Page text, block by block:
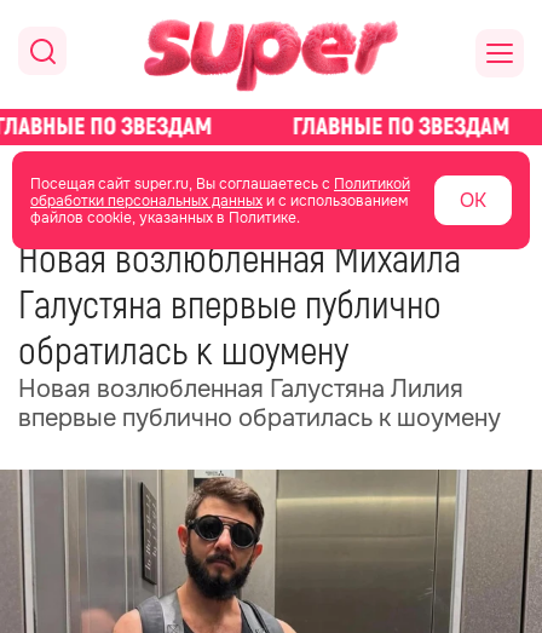
Посещая сайт super.ru, Вы соглашаетесь с Политикой
обработки персональных данныхи с использованием
файлов cookie, указанных в Политике.
ОК
главная новости о звездах новости
03 июля 05:58
Новая возлюбленная Михаила
Галустяна впервые публично
обратилась к шоумену
Новая возлюбленная Галустяна Лилия
впервые публично обратилась к шоумену